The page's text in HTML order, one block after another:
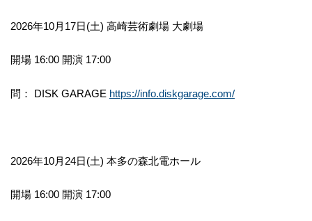
2026年10月17日(土) 高崎芸術劇場 大劇場
開場 16:00 開演 17:00
問： DISK GARAGE https://info.diskgarage.com/
2026年10月24日(土) 本多の森北電ホール
開場 16:00 開演 17:00